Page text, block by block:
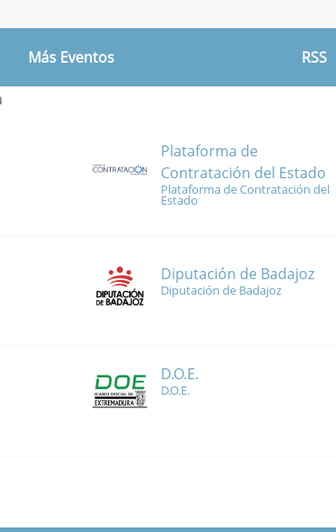
Más Eventos RSS
Plataforma de
Contratación del Estado
Plataforma de Contratación del
Estado
Diputación de Badajoz
Diputación de Badajoz
D.O.E.
D.O.E.